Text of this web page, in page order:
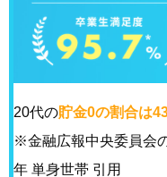
20代の貯金0の割合は
※金融広報中央委員会
年 単身世帯 引用